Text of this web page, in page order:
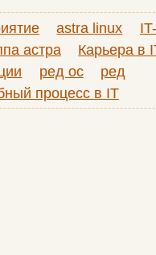
astra linux
IT-
астра
Карьера в
ред ос
ред
процесс в IT